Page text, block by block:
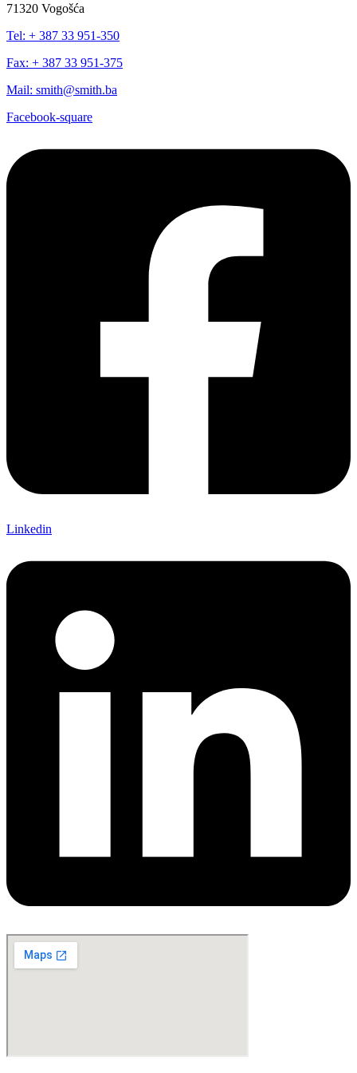
71320 Vogošća
Tel: + 387 33 951-350
Fax: + 387 33 951-375
Mail: smith@smith.ba
Facebook-square
Linkedin